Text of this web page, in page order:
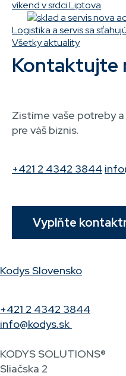
víkend v srdci Liptova
Logistika a servis sa
Všetky aktuality
Kontaktujte
Zistíme vaše potreby
pre váš biznis.
+421 2 4342 3844
Vyplňte
Kodys Slovensko
+421 2 4342 3844
info@kodys.sk
KODYS SOLUTIONS®
Sliačska 2